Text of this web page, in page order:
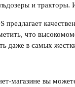
и
предлагает
что
даже в самых
магазине вы